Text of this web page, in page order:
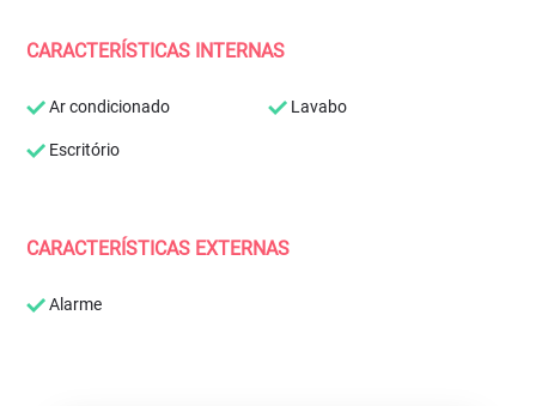
CARACTERÍSTICAS INTERNAS
Ar condicionado Lavabo
Escritório
CARACTERÍSTICAS EXTERNAS
Alarme